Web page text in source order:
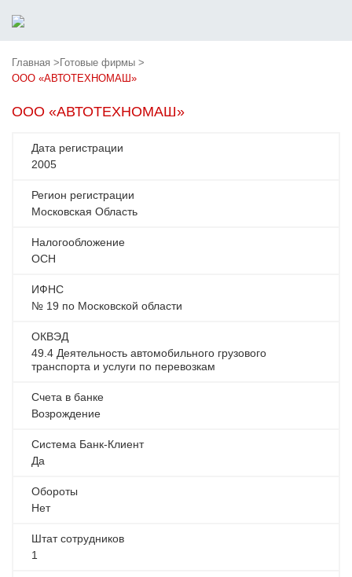
Главная > Готовые фирмы >
ООО «АВТОТЕХНОМАШ»
ООО «АВТОТЕХНОМАШ»
Дата регистрации
2005
Регион регистрации
Московская Область
Налогообложение
ОСН
ИФНС
№ 19 по Московской области
ОКВЭД
49.4 Деятельность автомобильного грузового
транспорта и услуги по перевозкам
Счета в банке
Возрождение
Система Банк-Клиент
Да
Обороты
Нет
Штат сотрудников
1